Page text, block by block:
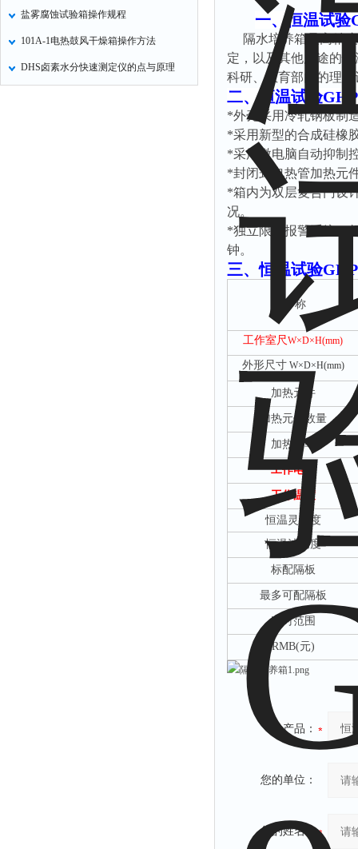
盐雾腐蚀试验箱操作规程
101A-1电热鼓风干燥箱操作方法
DHS卤素水分快速测定仪的点与原理
一、 恒温试验
隔水培养箱是高精
定，以及其他用途的
科研、教育部门的理想
二、 恒温试验
*外壳采用冷轧钢板制
*采用新型的合成硅橡
*采用微电脑自动抑制
*封闭式电热管加热元
*箱内为双层复合门设
况。
*独立限温报警系统，
钟。
三、恒温试验
称
工作室尺W×D×H(mm)
外形尺寸 W×D×H(mm)
加热元件
加热元件数量
加热功率
工作电源
工作温度
恒温灵敏度
恒温波动度
标配隔板
最多可配隔板
定时范围
RMB(元)
产品：
您的单位：
您的姓名：